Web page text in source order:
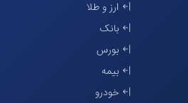
ارز و طلا
بانک
بورس
بیمه
خودرو